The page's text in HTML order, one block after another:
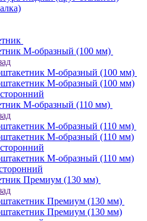
М-образный (100 мм)
М-образный (100 мм)
М-образный (100 мм)
М-образный (110 мм)
М-образный (110 мм)
М-образный (110 мм)
М-образный (110 мм)
Премиум (130 мм)
Премиум (130 мм)
Премиум (130 мм)